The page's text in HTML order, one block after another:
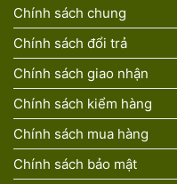
Chính sách chung
Chính sách đổi trả
Chính sách giao nhận
Chính sách kiểm hàng
Chính sách mua hàng
Chính sách bảo mật